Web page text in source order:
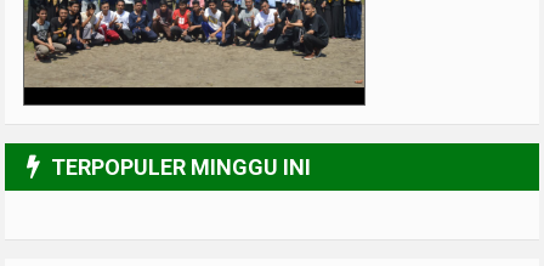
TERPOPULER MINGGU INI